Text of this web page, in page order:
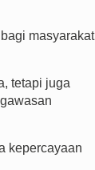
masyarakat
tetapi juga
kepercayaan